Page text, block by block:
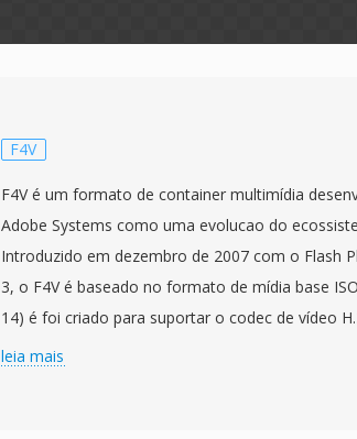
F4V
F4V é um formato de container multimídia
Adobe Systems como uma evolucao do
Introduzido em dezembro de 2007 com o Flash
3, o F4V é baseado no formato de mídia base
14) é foi criado para suportar o codec de vídeo
dentro da plataforma Adobe Flash. Diferente de
leia mais